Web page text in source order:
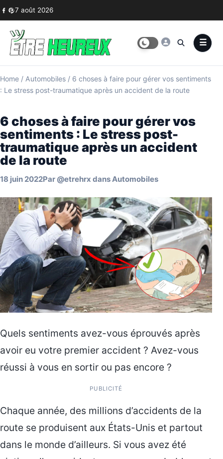
Skip to content
7 août 2026
Home / Automobiles / 6 choses à faire pour gérer vos sentiments
: Le stress post-traumatique après un accident de la route
6 choses à faire pour gérer vos
sentiments : Le stress post-
traumatique après un accident
de la route
18 juin 2022Par @etrehrx dansAutomobiles
Quels sentiments avez-vous éprouvés après
avoir eu votre premier accident ? Avez-vous
réussi à vous en sortir ou pas encore ?
PUBLICITÉ
Chaque année, des millions d’accidents de la
route se produisent aux États-Unis et partout
dans le monde d’ailleurs. Si vous avez été